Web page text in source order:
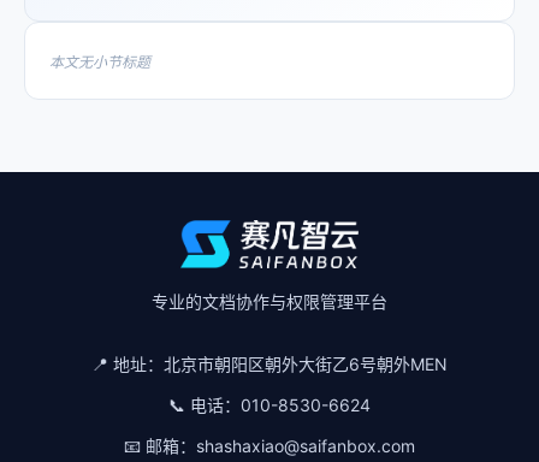
本文无小节标题
专业的文档协作与权限管理平台
📍 地址： 北京市朝阳区朝外大街乙6号朝外MEN
📞 电话： 010-8530-6624
📧 邮箱： shashaxiao@saifanbox.com